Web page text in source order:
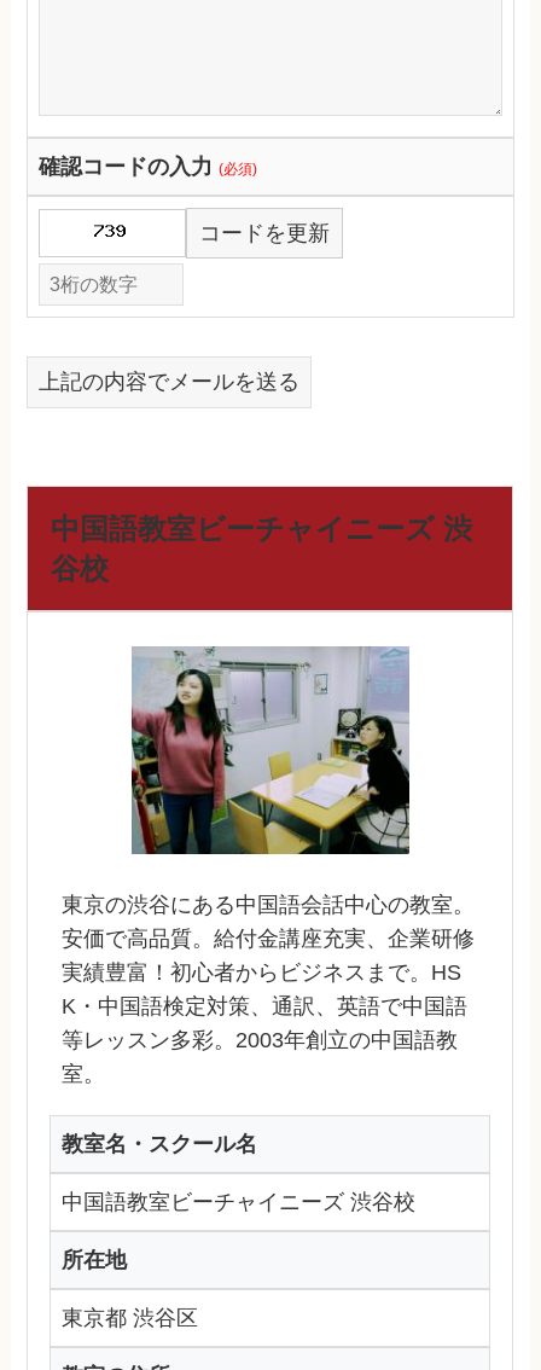
確認コードの入力(必須)
コードを更新
上記の内容でメールを送る
中国語教室ビーチャイニーズ 渋
谷校
東京の渋谷にある中国語会話中心の教室。
安価で高品質。給付金講座充実、企業研修
実績豊富！初心者からビジネスまで。HS
K・中国語検定対策、通訳、英語で中国語
等レッスン多彩。2003年創立の中国語教
室。
教室名・スクール名
中国語教室ビーチャイニーズ 渋谷校
所在地
東京都 渋谷区